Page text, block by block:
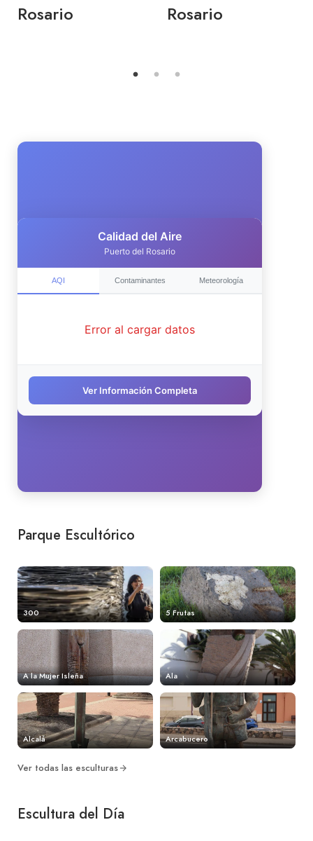
Rosario
Rosario
Parque Escultórico
300 5 Frutas
A la Mujer Isleña Ala
Alcalá Arcabucero
Ver todas las esculturas
Escultura del Día